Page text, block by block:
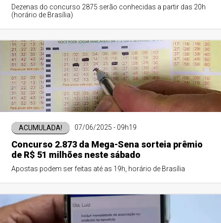
Dezenas do concurso 2875 serão conhecidas a partir das 20h
(horário de Brasília)
ACUMULADA! 07/06/2025 - 09h19
Concurso 2.873 da Mega-Sena sorteia prêmio
de R$ 51 milhões neste sábado
Apostas podem ser feitas até as 19h, horário de Brasília